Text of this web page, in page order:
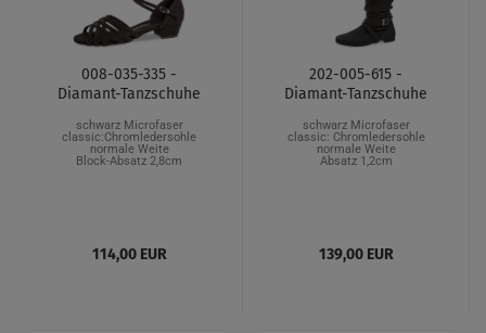
008-035-335 -
Diamant-Tanzschuhe
schwarz Microfaser
classic:Chromledersohle
normale Weite
Block-Absatz 2,8cm
114,00 EUR
202-005-615 -
Diamant-Tanzschuhe
schwarz Microfaser
classic: Chromledersohle
normale Weite
Absatz 1,2cm
139,00 EUR